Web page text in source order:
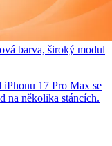
barva, široký modul
17 Pro Max se
na několika stáncích.